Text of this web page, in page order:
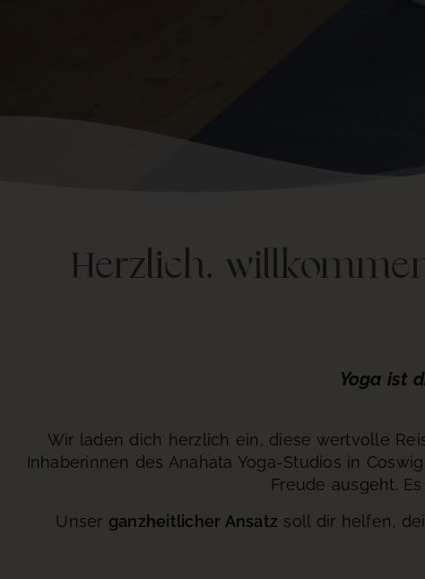
Herzlich.
Yoga ist
Wir laden dich herzlich ein, diese wertvolle
Inhaberinnen des Anahata Yoga-Studios in
Freude ausgeht.
Unser ganzheitlicher Ansatz soll dir helfen,